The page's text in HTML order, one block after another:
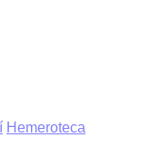
Hemeroteca